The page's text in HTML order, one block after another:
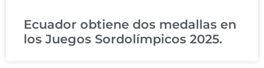
Ecuador obtiene dos medallas en
los Juegos Sordolímpicos 2025.